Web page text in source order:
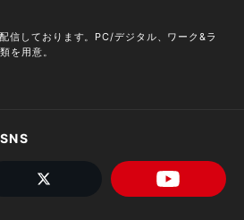
信しております。PC/デジタル、ワーク&ラ
を用意。